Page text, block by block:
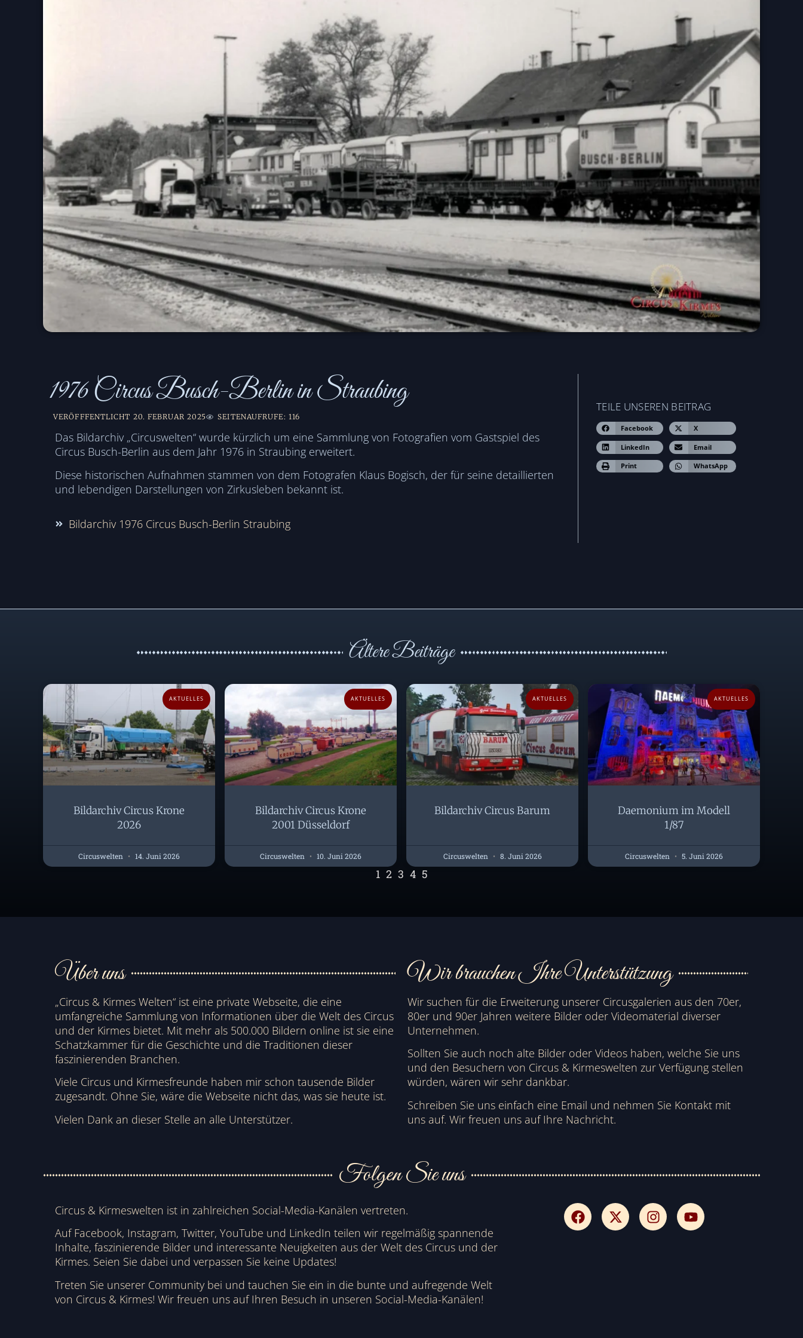
1976 Circus Busch-Berlin in Straubing
VERÖFFFENTLICHT 20. FEBRUAR 2025 SEITENAUFRUFE: 116
Das Bildarchiv „Circuswelten“ wurde kürzlich um eine Sammlung von Fotografien vom Gastspiel des
Circus Busch-Berlin aus dem Jahr 1976 in Straubing erweitert.
Diese historischen Aufnahmen stammen von dem Fotografen Klaus Bogisch, der für seine detaillierten
und lebendigen Darstellungen von Zirkusleben bekannt ist.
Bildarchiv 1976 Circus Busch-Berlin Straubing
TEILE UNSEREN BEITRAG
Facebook X
LinkedIn Email
Print WhatsApp
Ältere Beiträge
AKTUELLES
Bildarchiv Circus Krone
2026
Circuswelten 14. Juni 2026
AKTUELLES
Bildarchiv Circus Krone
2001 Düsseldorf
Circuswelten 10. Juni 2026
AKTUELLES
Bildarchiv Circus Barum
Circuswelten 8. Juni 2026
AKTUELLES
Daemonium im Modell
1/87
Circuswelten 5. Juni 2026
1 2 3 4 5
Über uns
„Circus & Kirmes Welten“ ist eine private Webseite, die eine
umfangreiche Sammlung von Informationen über die Welt des Circus
und der Kirmes bietet. Mit mehr als 500.000 Bildern online ist sie eine
Schatzkammer für die Geschichte und die Traditionen dieser
faszinierenden Branchen.
Viele Circus und Kirmesfreunde haben mir schon tausende Bilder
zugesandt. Ohne Sie, wäre die Webseite nicht das, was sie heute ist.
Vielen Dank an dieser Stelle an alle Unterstützer.
Wir brauchen Ihre Unterstützung
Wir suchen für die Erweiterung unserer Circusgalerien aus den 70er,
80er und 90er Jahren weitere Bilder oder Videomaterial diverser
Unternehmen.
Sollten Sie auch noch alte Bilder oder Videos haben, welche Sie uns
und den Besuchern von Circus & Kirmeswelten zur Verfügung stellen
würden, wären wir sehr dankbar.
Schreiben Sie uns einfach eine Email und nehmen Sie Kontakt mit
uns auf. Wir freuen uns auf Ihre Nachricht.
Folgen Sie uns
Circus & Kirmeswelten ist in zahlreichen Social-Media-Kanälen vertreten.
Auf Facebook, Instagram, Twitter, YouTube und LinkedIn teilen wir regelmäßig spannende
Inhalte, faszinierende Bilder und interessante Neuigkeiten aus der Welt des Circus und der
Kirmes. Seien Sie dabei und verpassen Sie keine Updates!
Treten Sie unserer Community bei und tauchen Sie ein in die bunte und aufregende Welt
von Circus & Kirmes! Wir freuen uns auf Ihren Besuch in unseren Social-Media-Kanälen!